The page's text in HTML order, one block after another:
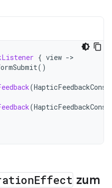
{ view ->
()
(
(
Effect zum